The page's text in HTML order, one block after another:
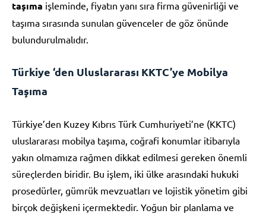
taşıma işleminde, fiyatın yanı sıra firma güvenirliği ve
taşıma sırasında sunulan güvenceler de göz önünde
bulundurulmalıdır.
Türkiye ‘den Uluslararası KKTC’ye Mobilya
Taşıma
Türkiye’den Kuzey Kıbrıs Türk Cumhuriyeti’ne (KKTC)
uluslararası mobilya taşıma, coğrafi konumlar itibarıyla
yakın olmamıza rağmen dikkat edilmesi gereken önemli
süreçlerden biridir. Bu işlem, iki ülke arasındaki hukuki
prosedürler, gümrük mevzuatları ve lojistik yönetim gibi
birçok değişkeni içermektedir. Yoğun bir planlama ve